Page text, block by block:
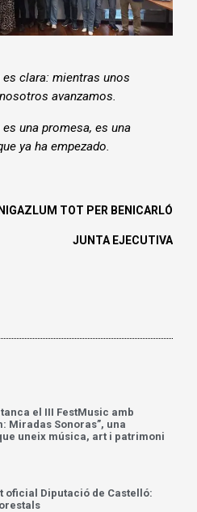
clara: mientras unos
avanzamos.
una promesa, es una
ya ha empezado.
TOT PER BENICARLÓ
JUNTA EJECUTIVA
el III FestMusic amb
Miradas Sonoras”, una
uneix música, art i patrimoni
oficial Diputació de Castelló: